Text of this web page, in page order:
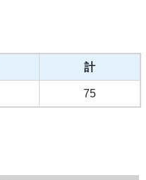
計
75